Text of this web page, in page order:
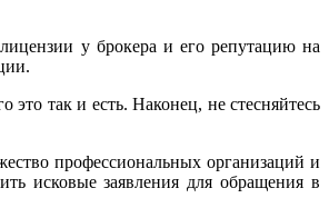
у брокера и его репутацию на
так и есть. Наконец, не стесняйтесь
профессиональных организаций и
исковые заявления для обращения в